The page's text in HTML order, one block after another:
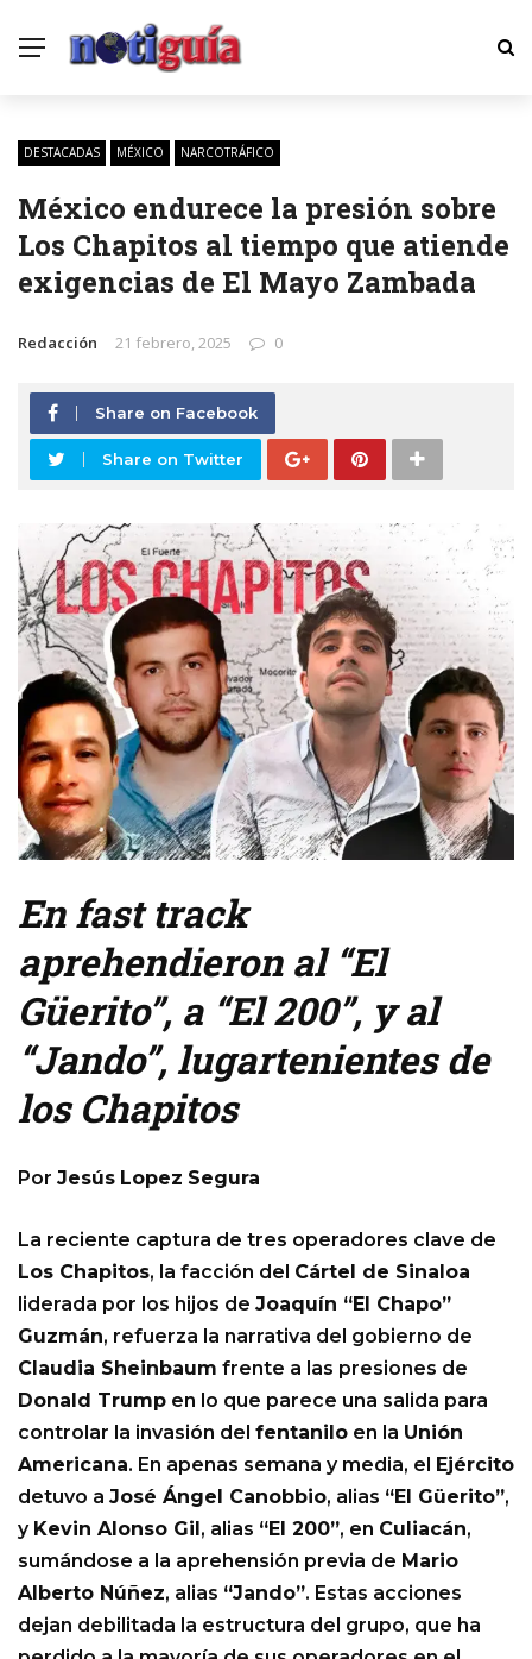
DESTACADAS MÉXICO NARCOTRÁFICO
México endurece la presión sobre
Los Chapitos al tiempo que atiende
exigencias de El Mayo Zambada
Redacción 21 febrero, 2025 0
Share on Facebook
Share on Twitter
En fast track
aprehendieron al “El
Güerito”, a “El 200”, y al
“Jando”, lugartenientes de
los Chapitos
Por Jesús Lopez Segura
La reciente captura de tres operadores clave de
Los Chapitos, la facción del Cártel de Sinaloa
liderada por los hijos de Joaquín “El Chapo”
Guzmán, refuerza la narrativa del gobierno de
Claudia Sheinbaum frente a las presiones de
Donald Trump en lo que parece una salida para
controlar la invasión del fentanilo en la Unión
Americana. En apenas semana y media, el Ejército
detuvo a José Ángel Canobbio, alias “El Güerito”,
y Kevin Alonso Gil, alias “El 200”, en Culiacán,
sumándose a la aprehensión previa de Mario
Alberto Núñez, alias “Jando”. Estas acciones
dejan debilitada la estructura del grupo, que ha